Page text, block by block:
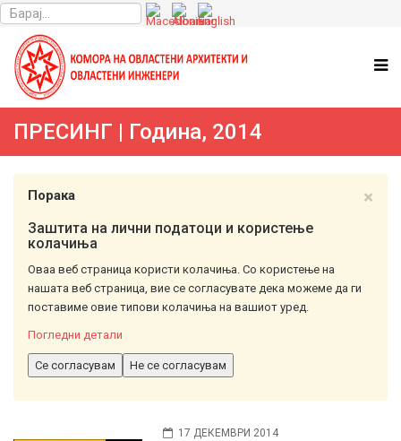
ПРЕСИНГ | Година, 2014
×
Порака
Заштита на лични податоци и користење
колачиња
Оваа веб страница користи колачиња. Со користење на
нашата веб страница, вие се согласувате дека можеме да ги
поставиме овие типови колачиња на вашиот уред.
Погледни детали
Се согласувам Не се согласувам
17 ДЕКЕМВРИ 2014